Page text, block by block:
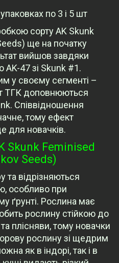
по 3 і 5 шт
сорту AK Skunk
ще на початку
вийшов завдяки
47 зі Skunk #1.
у своєму сегменті –
ТГК доповнюються
Співвідношення
тому ефект
для новачків.
Skunk Feminised
Seeds)
та відрізняються
особливо при
ґрунті. Рослина має
рослину стійкою до
плісняви, тому новачки
рослину зі щедрим
як в індорі, так і в